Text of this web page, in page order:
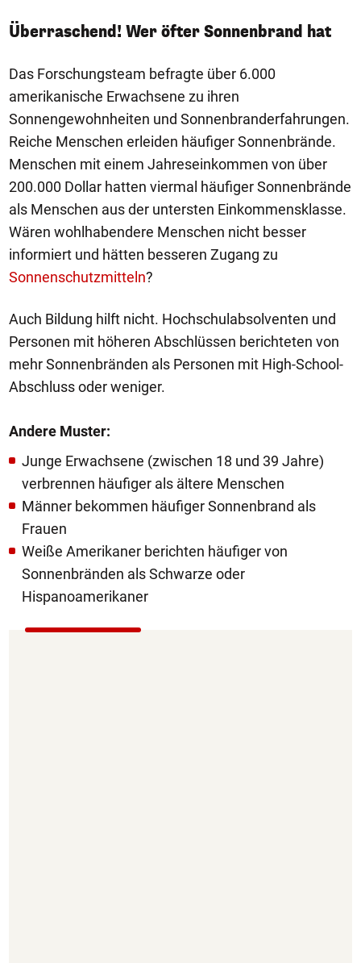
Überraschend! Wer öfter Sonnenbrand hat
Das Forschungsteam befragte über 6.000
amerikanische Erwachsene zu ihren
Sonnengewohnheiten und Sonnenbranderfahrungen.
Reiche Menschen erleiden häufiger Sonnenbrände.
Menschen mit einem Jahreseinkommen von über
200.000 Dollar hatten viermal häufiger Sonnenbrände
als Menschen aus der untersten Einkommensklasse.
Wären wohlhabendere Menschen nicht besser
informiert und hätten besseren Zugang zu
Sonnenschutzmitteln?
Auch Bildung hilft nicht. Hochschulabsolventen und
Personen mit höheren Abschlüssen berichteten von
mehr Sonnenbränden als Personen mit High-School-
Abschluss oder weniger.
Andere Muster:
Junge Erwachsene (zwischen 18 und 39 Jahre)
verbrennen häufiger als ältere Menschen
Männer bekommen häufiger Sonnenbrand als
Frauen
Weiße Amerikaner berichten häufiger von
Sonnenbränden als Schwarze oder
Hispanoamerikaner